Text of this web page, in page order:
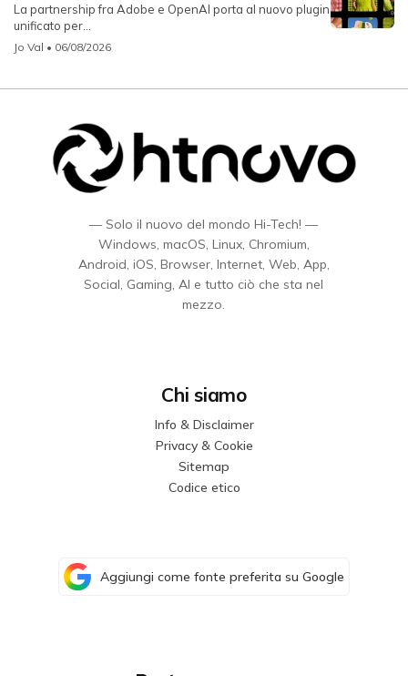
La partnership fra Adobe e OpenAI porta al nuovo plugin
unificato per...
Jo Val • 06/08/2026
— Solo il nuovo del mondo Hi-Tech! —
Windows, macOS, Linux, Chromium,
Android, iOS, Browser, Internet, Web, App,
Social, Gaming, AI e tutto ciò che sta nel
mezzo.
Chi siamo
Info & Disclaimer
Privacy & Cookie
Sitemap
Codice etico
Aggiungi come fonte preferita su Google